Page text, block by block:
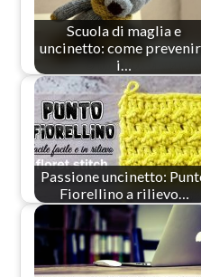
Scuola di maglia e
uncinetto: come
i…
Passione uncinetto:
Fiorellino a rilievo…